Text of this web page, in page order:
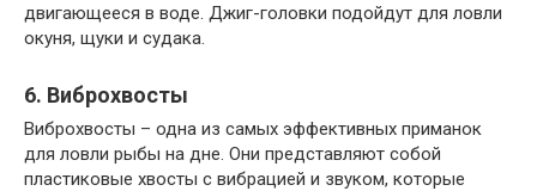
двигающееся в воде. Джиг-головки подойдут для ловли
окуня, щуки и судака.
6. Виброхвосты
Виброхвосты – одна из самых эффективных приманок
для ловли рыбы на дне. Они представляют собой
пластиковые хвосты с вибрацией и звуком, которые